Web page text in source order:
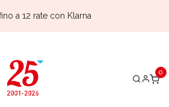
a 12 rate con Klarna